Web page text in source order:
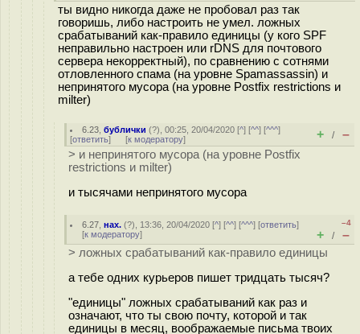
ты видно никогда даже не пробовал раз так
говоришь, либо настроить не умел. ложных
срабатываний как-правило единицы (у кого SPF
неправильно настроен или rDNS для почтового
сервера некорректный), по сравнению с сотнями
отловленного спама (на уровне Spamassassin) и
непринятого мусора (на уровне Postfix restrictions и
milter)
6.23 ,бублички (?), 00:25, 20/04/2020 [^] [^^] [^^^]
[ответить] [к модератору] + / –
> и непринятого мусора (на уровне Postfix
restrictions и milter)
и тысячами непринятого мусора
6.27 ,нах. (?), 13:36, 20/04/2020 [^] [^^] [^^^] [ответить]
[к модератору]
–4
+ / –
> ложных срабатываний как-правило единицы
а тебе одних курьеров пишет тридцать тысяч?
"единицы" ложных срабатываний как раз и
означают, что ты свою почту, которой и так
единицы в месяц, воображаемые письма твоих